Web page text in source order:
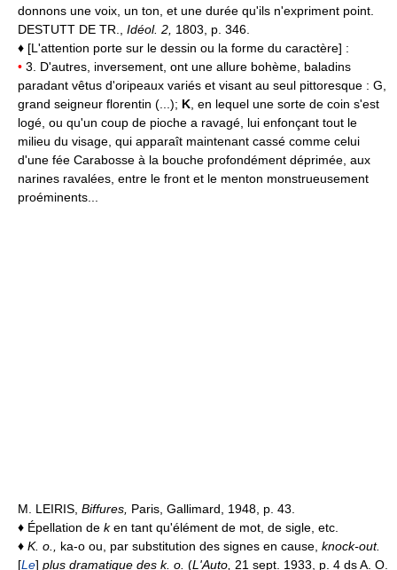
donnons une voix, un ton, et une durée qu'ils n'expriment point.
DESTUTT DE TR., Idéol. 2, 1803, p. 346.
♦ [L'attention porte sur le dessin ou la forme du caractère] :
• 3. D'autres, inversement, ont une allure bohème, baladins
paradant vêtus d'oripeaux variés et visant au seul pittoresque : G,
grand seigneur florentin (...); K , en lequel une sorte de coin s'est
logé, ou qu'un coup de pioche a ravagé, lui enfonçant tout le
milieu du visage, qui apparaît maintenant cassé comme celui
d'une fée Carabosse à la bouche profondément déprimée, aux
narines ravalées, entre le front et le menton monstrueusement
proéminents...
M. LEIRIS, Biffures, Paris, Gallimard, 1948, p. 43.
♦ Épellation de ken tant qu'élément de mot, de sigle, etc.
♦ K. o., ka-o ou, par substitution des signes en cause, knock-out.
[Le] plus dramatique des k. o. (L'Auto, 21 sept. 1933, p. 4 ds A. O.